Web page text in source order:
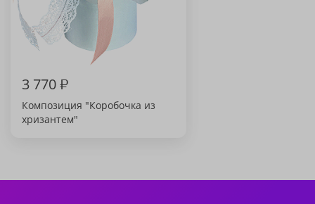
3 770₽
Композиция "Коробочка из
хризантем"